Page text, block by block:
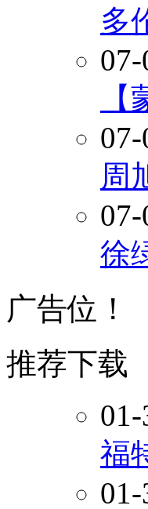
多
07-
周
徐
广告位！
推荐下载
01-
福
01-